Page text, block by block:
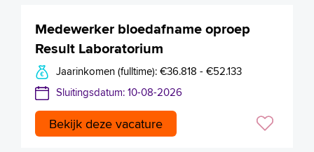
Medewerker bloedafname oproep
Result Laboratorium
Jaarinkomen (fulltime): €36.818 - €52.133
Sluitingsdatum: 10-08-2026
Bekijk deze vacature